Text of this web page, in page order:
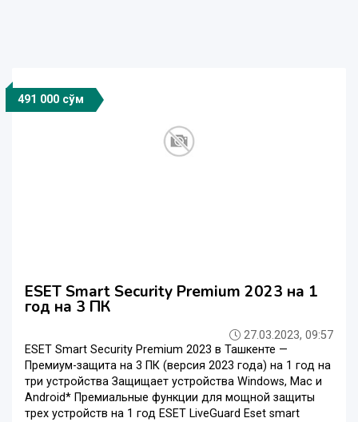
491 000 сўм
ESET Smart Security Premium 2023 на 1
год на 3 ПК
27.03.2023, 09:57
ESET Smart Security Premium 2023 в Ташкенте —
Премиум-защита на 3 ПК (версия 2023 года) на 1 год на
три устройства Защищает устройства Windows, Mac и
Android* Премиальные функции для мощной защиты
трех устройств на 1 год ESET LiveGuard Eset smart